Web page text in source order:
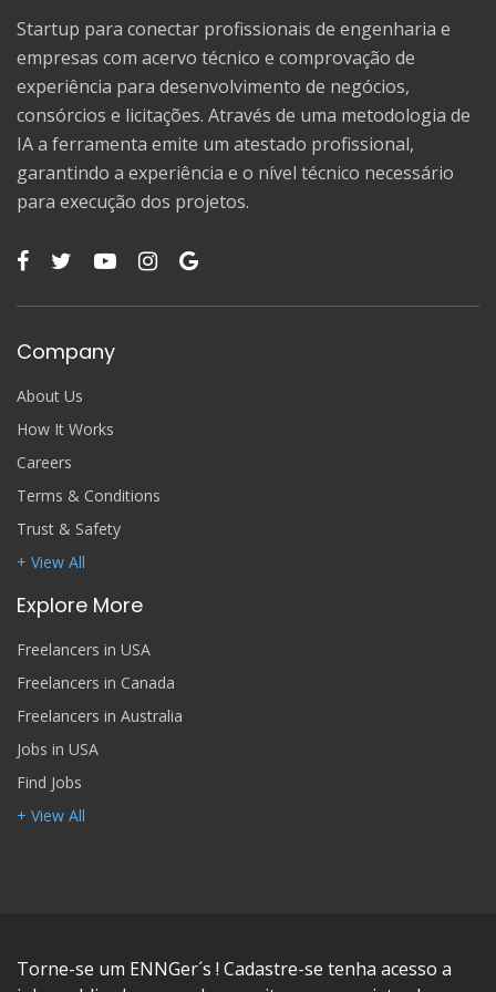
Startup para conectar profissionais de engenharia e
empresas com acervo técnico e comprovação de
experiência para desenvolvimento de negócios,
consórcios e licitações. Através de uma metodologia de
IA a ferramenta emite um atestado profissional,
garantindo a experiência e o nível técnico necessário
para execução dos projetos.
Company
About Us
How It Works
Careers
Terms & Conditions
Trust & Safety
+ View All
Explore More
Freelancers in USA
Freelancers in Canada
Freelancers in Australia
Jobs in USA
Find Jobs
+ View All
Torne-se um ENNGer´s ! Cadastre-se tenha acesso a